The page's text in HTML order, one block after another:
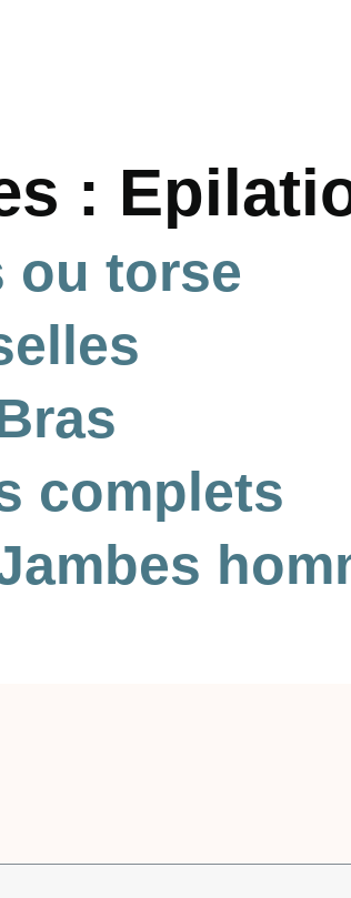
:
ou torse
complets